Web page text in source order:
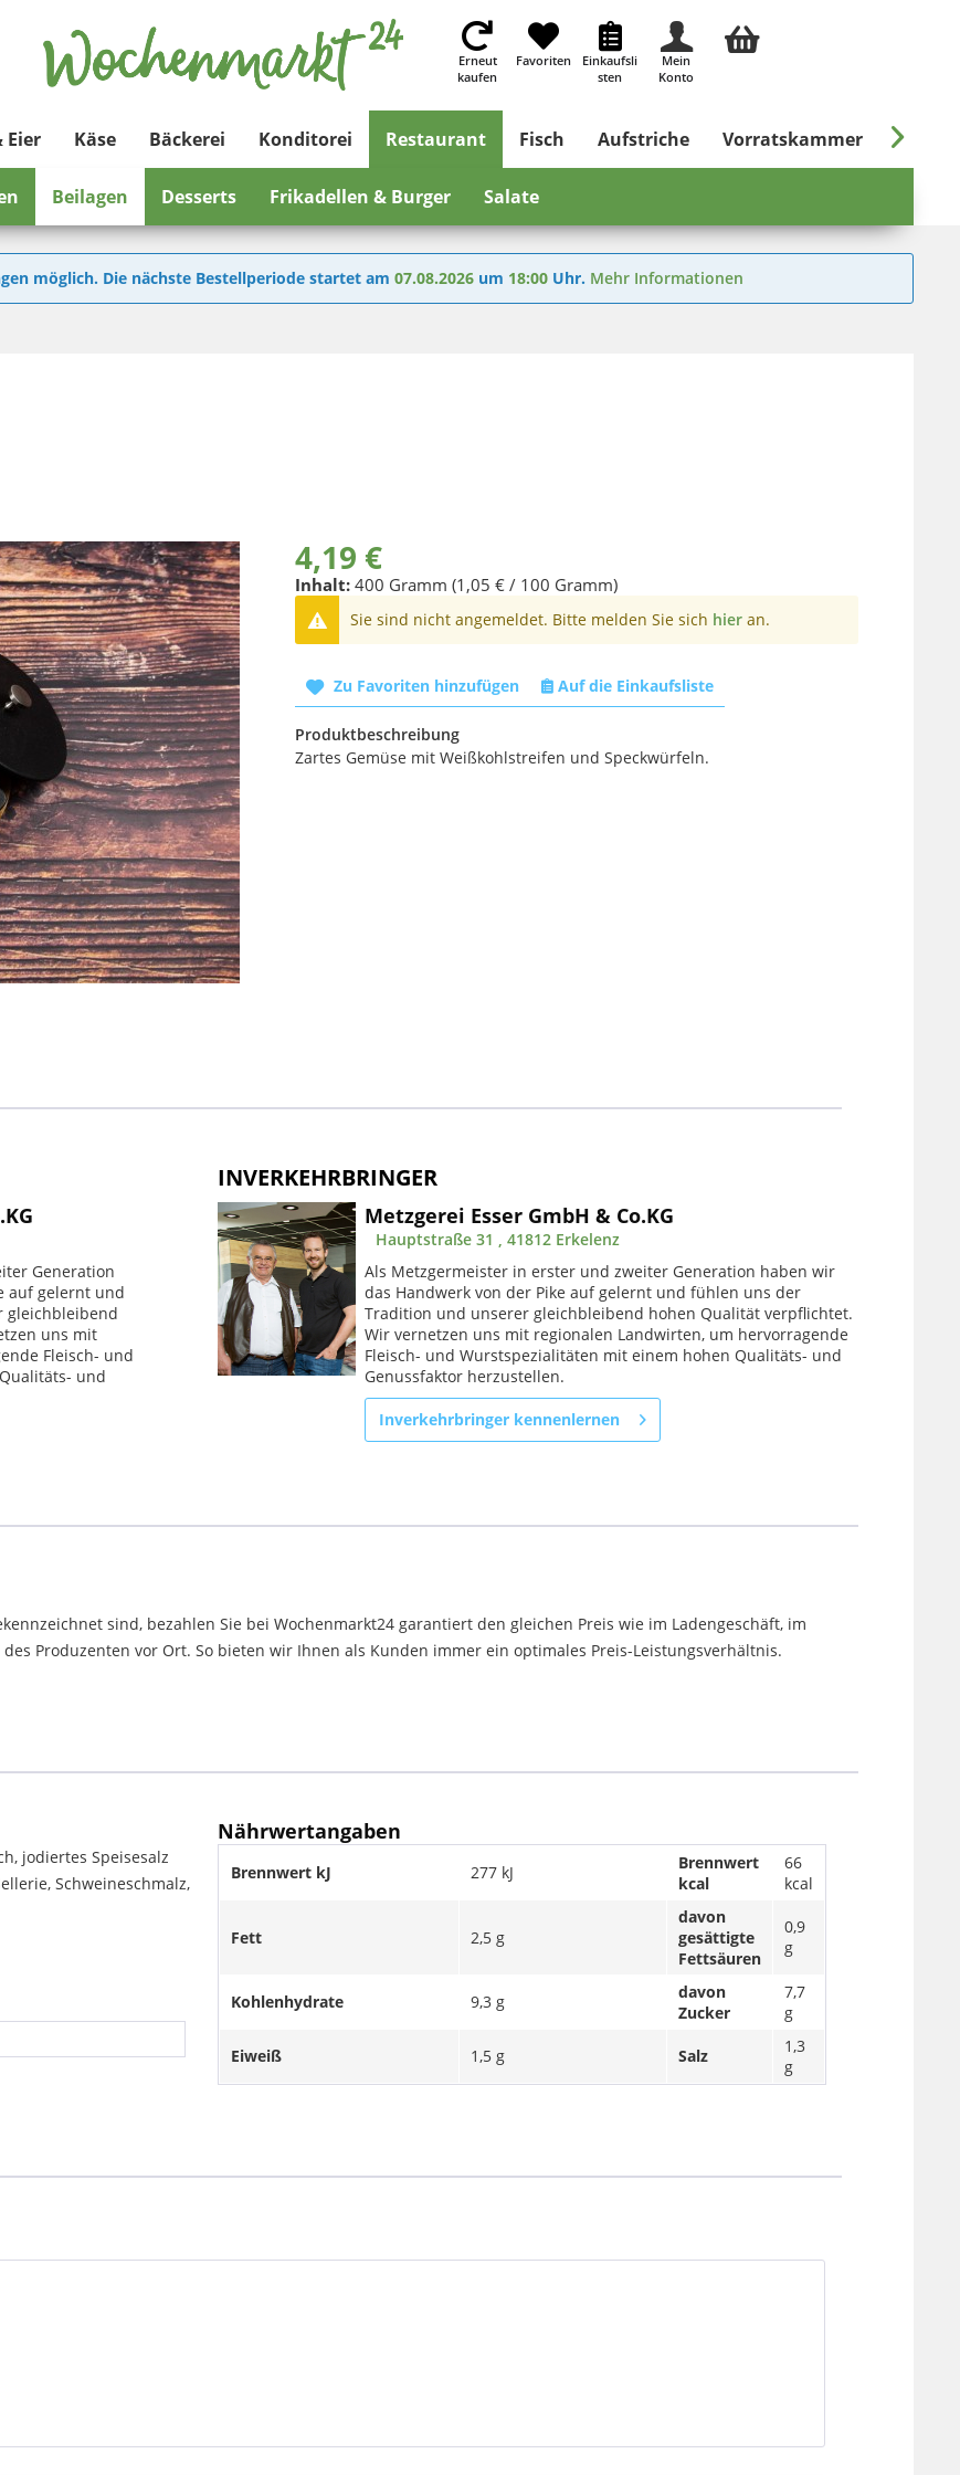
Erneut
kaufen
Favoriten
Einkaufsli
sten
Mein
Konto
Eier Käse Bäckerei Konditorei Restaurant Fisch Aufstriche Vorratskammer Süßes
Beilagen Desserts Frikadellen & Burger Salate

möglich. Die nächste Bestellperiode startet am 07.08.2026 um 18:00 Uhr. Mehr Informationen
4,19 €
Inhalt: 400 Gramm (1,05 € / 100 Gramm)
Sie sind nicht angemeldet. Bitte melden Sie sich hier an.
Zu Favoriten hinzufügen Auf die Einkaufsliste
Produktbeschreibung
Zartes Gemüse mit Weißkohlstreifen und Speckwürfeln.
Generation
auf gelernt und
gleichbleibend
uns mit
Fleisch- und
und
INVERKEHRBRINGER
Metzgerei Esser GmbH & Co.KG
Hauptstraße 31 , 41812 Erkelenz
Als Metzgermeister in erster und zweiter Generation haben wir
das Handwerk von der Pike auf gelernt und fühlen uns der
Tradition und unserer gleichbleibend hohen Qualität verpflichtet.
Wir vernetzen uns mit regionalen Landwirten, um hervorragende
Fleisch- und Wurstspezialitäten mit einem hohen Qualitäts- und
Genussfaktor herzustellen.
Inverkehrbringer kennenlernen
sind, bezahlen Sie bei Wochenmarkt24 garantiert den gleichen Preis wie im Ladengeschäft, im
Produzenten vor Ort. So bieten wir Ihnen als Kunden immer ein optimales Preis-Leistungsverhältnis.
jodiertes Speisesalz
Schweineschmalz,
Nährwertangaben
Brennwert kJ 277 kJ
Brennwert
kcal
66
kcal
Fett 2,5 g
davon
gesättigte
Fettsäuren
0,9
g
Kohlenhydrate 9,3 g
davon
Zucker
7,7
g
Eiweiß 1,5 g Salz
1,3
g